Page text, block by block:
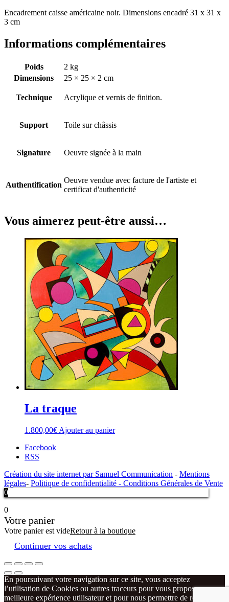
Encadrement caisse américaine noir. Dimensions encadré 31 x 31 x
3 cm
Informations complémentaires
Poids
2 kg
Dimensions
25 × 25 × 2 cm
Technique Acrylique et vernis de finition.
Support Toile sur châssis
Signature Oeuvre signée à la main
Authentification
Oeuvre vendue avec facture de l'artiste et
certificat d'authenticité
Vous aimerez peut-être aussi…
La traque
1.800,00€ Ajouter au panier
Facebook
RSS
Création du site internet par Samuel Communication - Mentions
légales- Politique de confidentialité - Conditions Générales de Vente
0
0
Votre panier
Votre panier est videRetour à la boutique
Continuer vos achats
En poursuivant votre navigation sur ce site, vous acceptez
l’utilisation de Cookies ou autres traceurs pour vous proposer une
meilleure expérience utilisateur et pour nous permettre de réaliser